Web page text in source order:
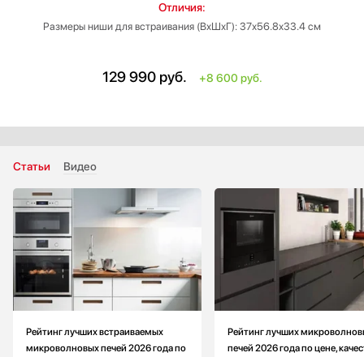
Отличия:
Размеры ниши для встраивания (ВxШxГ): 37х56.8х33.4 cм
129 990 руб. +8 600 руб.
Статьи Видео
Рейтинг лучших встраиваемых
микроволновых печей 2026 года по
Рейтинг лучших
печей 2026 года по цене,